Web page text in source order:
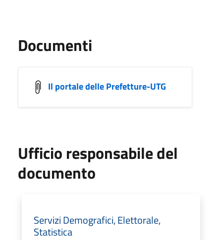
Documenti
Il portale delle Prefetture-UTG
Ufficio responsabile del
documento
Servizi Demografici, Elettorale,
Statistica